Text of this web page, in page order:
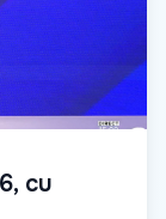
cu